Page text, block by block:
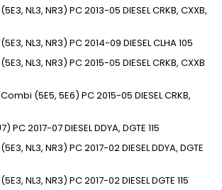
NL3, NR3) PC2013-05 DIESELCRKB, CXXB,
NL3, NR3) PC2014-09 DIESELCLHA105
NL3, NR3) PC2015-05 DIESELCRKB, CXXB
Combi (5E5, 5E6) PC2015-05 DIESELCRKB,
PC2017-07DIESELDDYA, DGTE 115
NL3, NR3) PC2017-02DIESELDDYA, DGTE
NL3, NR3) PC2017-02DIESELDGTE 115